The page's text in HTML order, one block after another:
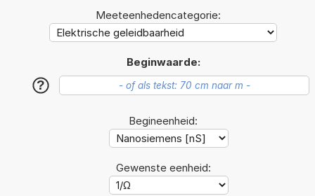
Meeteenhedencategorie:
Beginwaarde:
?
Begineenheid:
Gewenste eenheid: